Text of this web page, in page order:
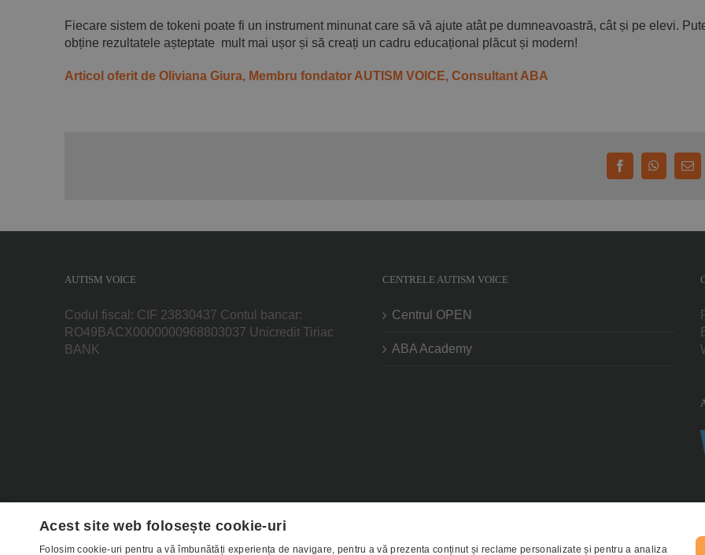
Fiecare sistem de tokeni poate fi un instrument minunat care să vă ajute atât pe dumneavoastră, cât și pe elevi.
obține rezultatele așteptate mult mai ușor și să creați un cadru educațional plăcut și modern!
Articol oferit de Oliviana Giura, Membru fondator AUTISM VOICE, Consultant ABA
Facebook
E-
AUTISM VOICE
Codul fiscal: CIF 23830437 Contul bancar:
RO49BACX0000000968803037 Unicredit Tiriac
BANK
CENTRELE AUTISM VOICE
Centrul OPEN
ABA Academy
Acest site web folosește cookie-uri
Folosim cookie-uri pentru a vă îmbunătăți experiența de navigare, pentru a vă prezenta conținut și reclame personalizate și pentru a analiza